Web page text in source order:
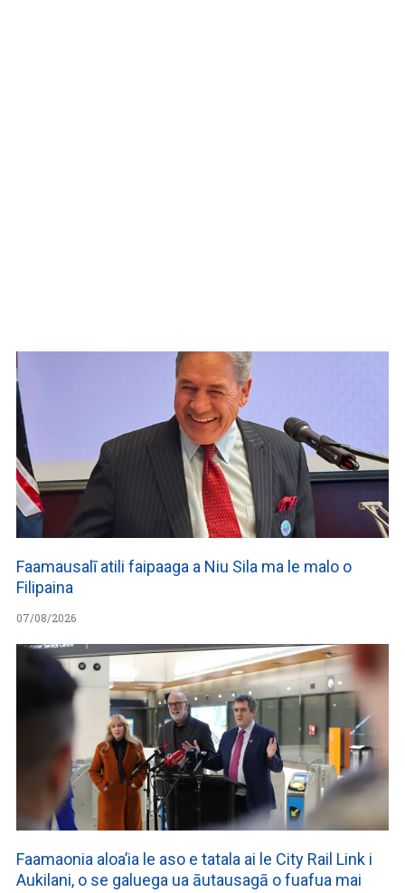
Faamausalī atili faipaaga a Niu Sila ma le malo o
Filipaina
07/08/2026
Faamaonia aloa’ia le aso e tatala ai le City Rail Link i
Aukilani, o se galuega ua āutausagā o fuafua mai